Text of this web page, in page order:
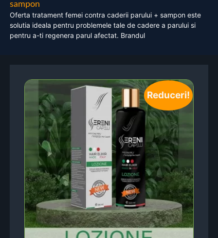
sampon
Oferta tratament femei contra caderii parului + sampon este
solutia ideala pentru problemele tale de cadere a parului si
pentru a-ti regenera parul afectat. Brandul
Reduceri!